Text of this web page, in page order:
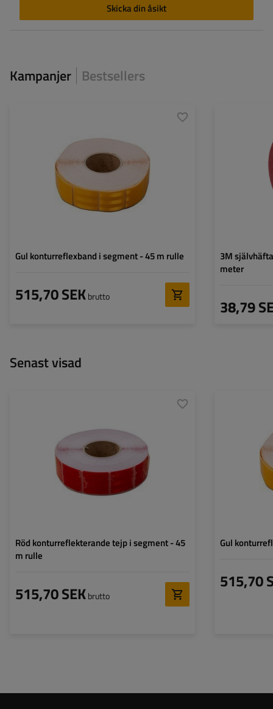
Skicka din åsikt
Kampanjer Bestsellers
Gul konturreflexband i segment - 45 m rulle
515,70 SEKbrutto
3M
meter
38,79
Senast visad
Röd konturreflekterande tejp i segment - 45
m rulle
515,70 SEKbrutto
Gul
515,70